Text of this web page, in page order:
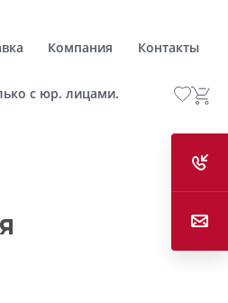
Компания Контакты
с юр. лицами.